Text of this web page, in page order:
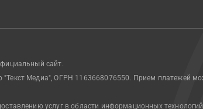
сайт.
Медиа", ОГРН 1163668076550. Прием платежей
услуг в области информационных